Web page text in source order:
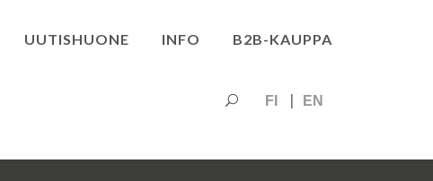
UUTISHUONE INFO B2B-KAUPPA
FI EN